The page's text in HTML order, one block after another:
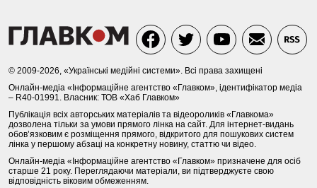
© 2009-2026, «Українські медійні системи». Всі права захищені
Онлайн-медіа «Інформаційне агентство «Главком», ідентифікатор медіа
– R40-01991. Власник: ТОВ «Хаб Главком»
Публікація всіх авторських матеріалів та відеороликів «Главкома»
дозволена тільки за умови прямого лінка на сайт. Для інтернет-видань
обов’язковим є розміщення прямого, відкритого для пошукових систем
лінка у першому абзаці на конкретну новину, статтю чи відео.
Онлайн-медіа «Інформаційне агентство «Главком» призначене для осіб
старше 21 року. Переглядаючи матеріали, ви підтверджуєте свою
відповідність віковим обмеженням.